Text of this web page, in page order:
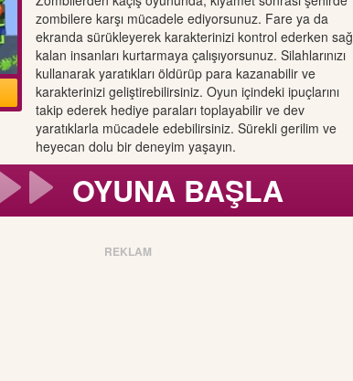
zombilere karşı mücadele ediyorsunuz. Fare ya da
ekranda sürükleyerek karakterinizi kontrol ederken sağ
kalan insanları kurtarmaya çalışıyorsunuz. Silahlarınızı
kullanarak yaratıkları öldürüp para kazanabilir ve
karakterinizi geliştirebilirsiniz. Oyun içindeki ipuçlarını
takip ederek hediye paraları toplayabilir ve dev
yaratıklarla mücadele edebilirsiniz. Sürekli gerilim ve
heyecan dolu bir deneyim yaşayın.
OYUNA BAŞLA
REKLAM